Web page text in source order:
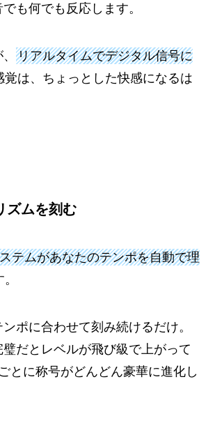
も何でも反応します。
リアルタイムでデジタル信号に
覚は、ちょっとした快感になるは
ズムを刻む
テムがあなたのテンポを自動で理
ポに合わせて刻み続けるだけ。
だとレベルが飛び級で上がって
とに称号がどんどん豪華に進化し